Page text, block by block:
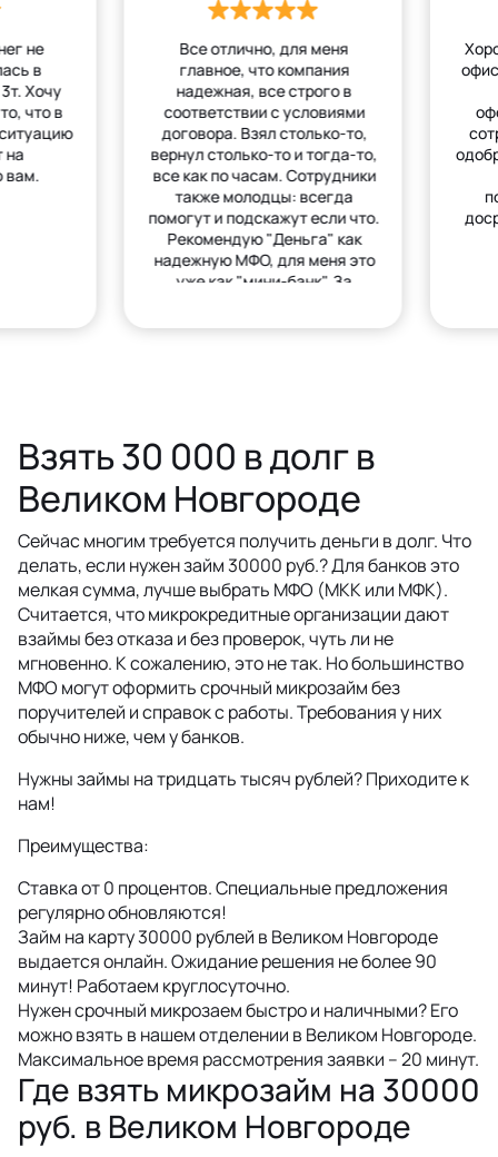
не
в
Хочу
что в
на
вам.
Все отлично, для меня
главное, что компания
надежная, все строго в
соответствии с условиями
договора. Взял столько-то,
вернул столько-то и тогда-то,
все как по часам. Сотрудники
также молодцы: всегда
помогут и подскажут если что.
Рекомендую "Деньга" как
надежную МФО, для меня это
уже как "мини-банк". За
Взять 30 000 в долг в
Великом Новгороде
Сейчас многим требуется получить деньги в долг. Что
делать, если нужен займ 30000 руб.? Для банков это
мелкая сумма, лучше выбрать МФО (МКК или МФК).
Считается, что микрокредитные организации дают
взаймы без отказа и без проверок, чуть ли не
мгновенно. К сожалению, это не так. Но большинство
МФО могут оформить срочный микрозайм без
поручителей и справок с работы. Требования у них
обычно ниже, чем у банков.
Нужны займы на тридцать тысяч рублей? Приходите к
нам!
Преимущества:
Ставка от 0 процентов. Специальные предложения
регулярно обновляются!
Займ на карту 30000 рублей в Великом Новгороде
выдается онлайн. Ожидание решения не более 90
минут! Работаем круглосуточно.
Нужен срочный микрозаем быстро и наличными? Его
можно взять в нашем отделении в Великом Новгороде.
Максимальное время рассмотрения заявки – 20 минут.
Где взять микрозайм на 30000
руб. в Великом Новгороде